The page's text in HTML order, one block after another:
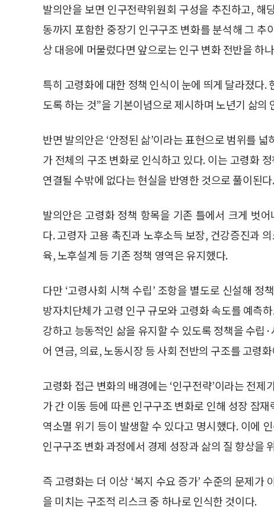
발의안을 보면 인구전략위원회 구성을 추진하고,
동까지 포함한 중장기 인구구조 변화를 분석해 그
상 대응에 머물렀다면 앞으로는 인구 변화 전반을 하
특히 고령화에 대한 정책 인식이 눈에 띄게 달라졌다
도록 하는 것”을 기본이념으로 제시하며 노년기 삶의
반면 발의안은 ‘안정된 삶’이라는 표현으로 범위를
가 전체의 구조 변화로 인식하고 있다. 이는 고령화
연결될 수밖에 없다는 현실을 반영한 것으로 풀이된다.
발의안은 고령화 정책 항목을 기존 틀에서 크게 벗
다. 고령자 고용 촉진과 노후소득 보장, 건강증진과
육, 노후설계 등 기존 정책 영역은 유지했다.
다만 ‘고령사회 시책 수립’ 조항을 별도로 신설해
방자치단체가 고령 인구 규모와 고령화 속도를 예측
강하고 능동적인 삶을 유지할 수 있도록 정책을 수립
어 연금, 의료, 노동시장 등 사회 전반의 구조를 고령
고령화 접근 변화의 배경에는 ‘인구전략’이라는 전
가 간 이동 등에 따른 인구구조 변화로 인해 성장 잠
역소멸 위기 등이 발생할 수 있다고 명시했다. 이에
인구구조 변화 과정에서 경제 성장과 삶의 질 향상을
즉 고령화는 더 이상 ‘복지 수요 증가’ 수준의 문제
을 미치는 구조적 리스크 중 하나로 인식한 것이다.